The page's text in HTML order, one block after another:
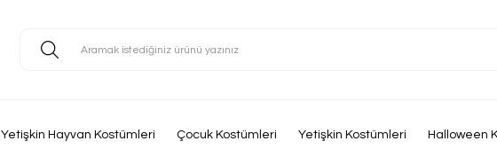
Yetişkin Hayvan Kostümleri Çocuk Kostümleri Yetişkin Kostümleri Halloween